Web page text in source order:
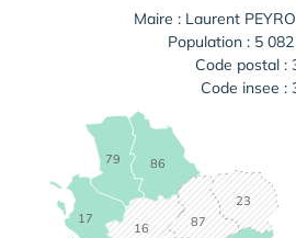
Maire : Laurent
Population : 5
Code postal :
Code insee :
16
17
23
79 86
87